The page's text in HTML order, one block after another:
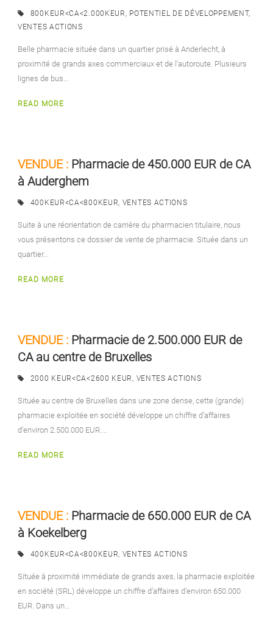
800KEUR<CA<2.000KEUR POTENTIEL DE DÉVELOPPEMENT,
VENTES ACTIONS
Belle pharmacie située dans un quartier prisé à Anderlecht, à
proximité de grands axes commerciaux et de l’autoroute. Plusieurs
lignes de bus...
READ MORE
VENDUE : Pharmacie de 450.000 EUR de CA
à Auderghem
400KEUR<CA<800KEUR VENTES ACTIONS
Suite à une réorientation de carrière du pharmacien titulaire, nous
vous présentons ce dossier de vente de pharmacie. Située dans un
quartier...
READ MORE
VENDUE : Pharmacie de 2.500.000 EUR de
CA au centre de Bruxelles
2000 KEUR<CA<2600 KEUR VENTES ACTIONS
Située au centre de Bruxelles dans une zone dense, cette (grande)
pharmacie exploitée en société développe un chiffre d’affaires
d’environ 2.500.000 EUR....
READ MORE
VENDUE : Pharmacie de 650.000 EUR de CA
à Koekelberg
400KEUR<CA<800KEUR VENTES ACTIONS
Située à proximité immédiate de grands axes, la pharmacie exploitée
en société (SRL) développe un chiffre d’affaires d’environ 650.000
EUR. Dans un...